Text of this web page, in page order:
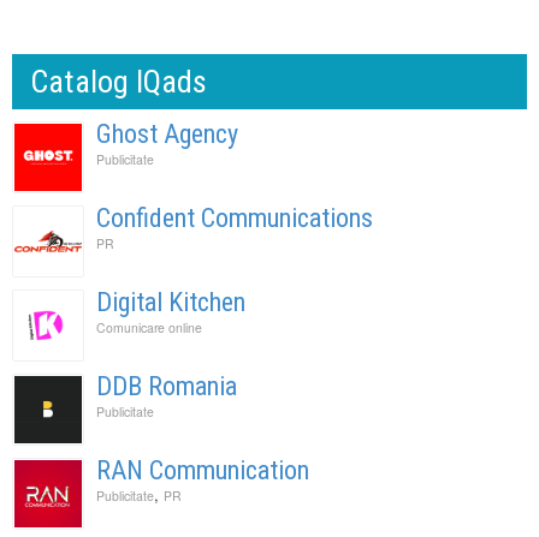
Catalog IQads
Ghost Agency
Publicitate
Confident Communications
PR
Digital Kitchen
Comunicare online
DDB Romania
Publicitate
RAN Communication
Publicitate, PR